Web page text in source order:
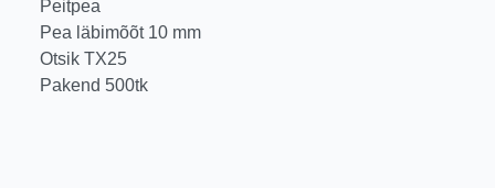
Peitpea
Pea läbimõõt 10 mm
Otsik TX25
Pakend 500tk